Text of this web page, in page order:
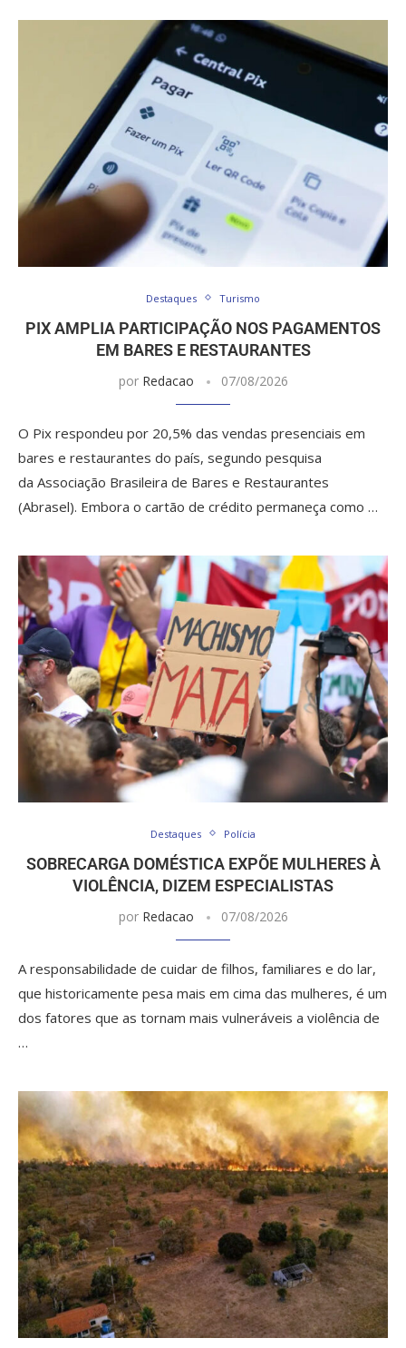
Destaques Turismo
PIX AMPLIA PARTICIPAÇÃO NOS PAGAMENTOS
EM BARES E RESTAURANTES
por Redacao 07/08/2026
O Pix respondeu por 20,5% das vendas presenciais em
bares e restaurantes do país, segundo pesquisa
da Associação Brasileira de Bares e Restaurantes
(Abrasel). Embora o cartão de crédito permaneça como …
Destaques Polícia
SOBRECARGA DOMÉSTICA EXPÕE MULHERES À
VIOLÊNCIA, DIZEM ESPECIALISTAS
por Redacao 07/08/2026
A responsabilidade de cuidar de filhos, familiares e do lar,
que historicamente pesa mais em cima das mulheres, é um
dos fatores que as tornam mais vulneráveis a violência de
…